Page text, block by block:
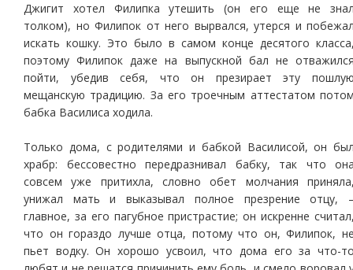
Джигит хотел Филипка утешить (он его еще не
толком), но Филипок от него вырвался, утерся и
искать кошку. Это было в самом конце десятого
поэтому Филипок даже на выпускной бал не
пойти, убедив себя, что он презирает эту
мещанскую традицию. За его троечным аттестатом
бабка Василиса ходила.
Только дома, с родителями и бабкой Василисой, он
храбр: бессовестно передразнивал бабку, так что
совсем уже притихла, словно обет молчания
унижал мать и выказывал полное презрение отцу,
главное, за его пагубное пристрастие; он искренне
что он гораздо лучше отца, потому что он, Филипок,
пьет водку. Он хорошо усвоил, что дома его за что-